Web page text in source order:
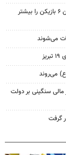
نسل جدید استقلالی‌ها برای فصل جدید لیگ؛ این ۶ بازیکن را بیشتر
می‌شوند
می‌روند
سنگینی بر دولت
گرفت